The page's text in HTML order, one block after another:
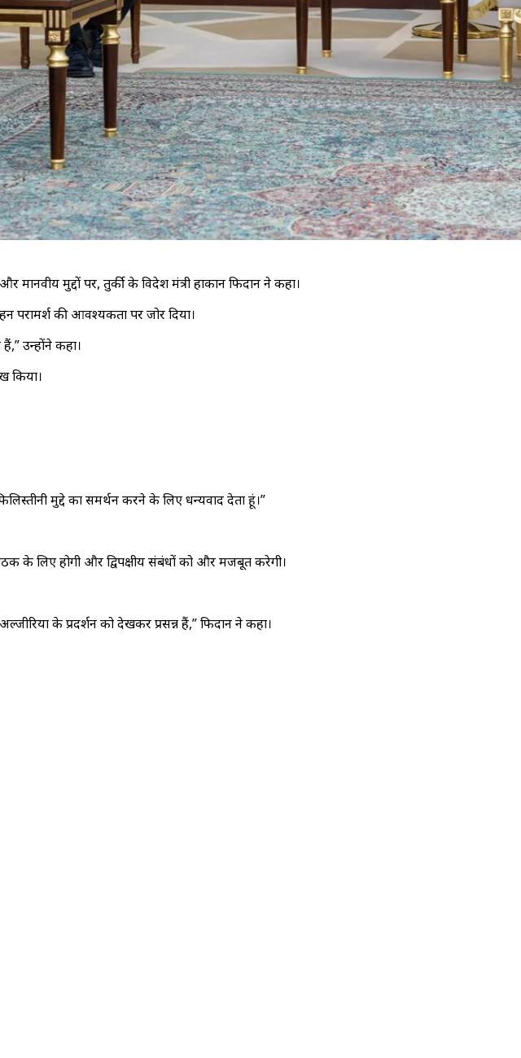
मुद्दों पर, तुर्की के विदेश मंत्री हाकान फिदान ने कहा।
परामर्श की आवश्यकता पर जोर दिया।
उन्होंने कहा।
किया।
मुद्दे का समर्थन करने के लिए धन्यवाद देता हूं।”
के लिए होगी और द्विपक्षीय संबंधों को और मजबूत करेगी।
के प्रदर्शन को देखकर प्रसन्न हैं,” फिदान ने कहा।